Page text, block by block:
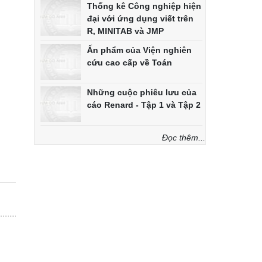
Thống kê Công nghiệp hiện
đại với ứng dụng viết trên
R, MINITAB và JMP
Ấn phẩm của Viện nghiên
cứu cao cấp về Toán
Những cuộc phiêu lưu của
cáo Renard - Tập 1 và Tập 2
Đọc thêm...